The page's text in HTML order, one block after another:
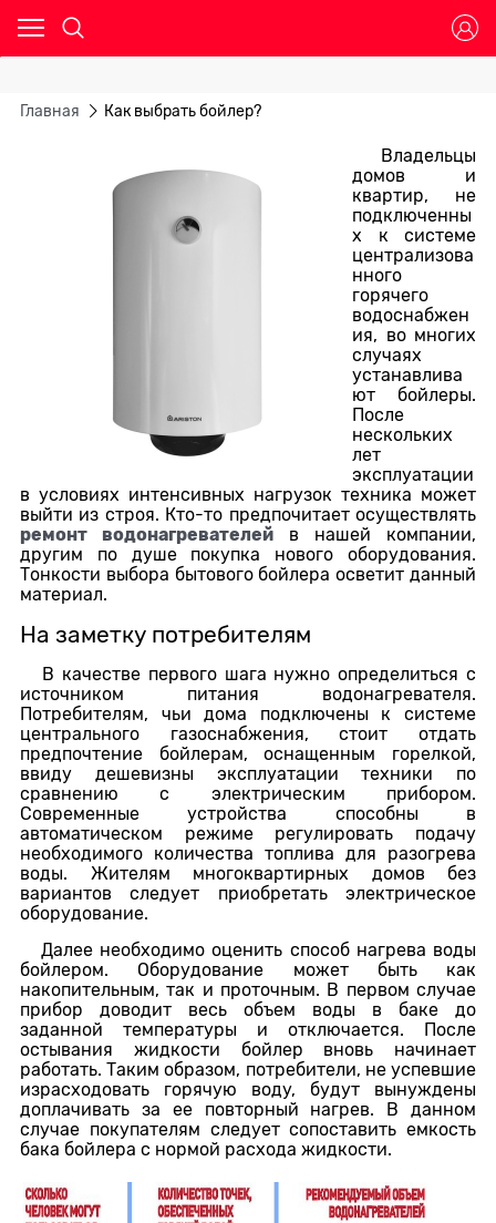
Главная Как выбрать бойлер?
Владельцы
домов и
квартир, не
подключенны
х к системе
централизова
нного
горячего
водоснабжен
ия, во многих
случаях
устанавлива
ют бойлеры.
После
нескольких
лет
эксплуатации
в условиях интенсивных нагрузок техника может
выйти из строя. Кто-то предпочитает осуществлять
ремонт водонагревателей в нашей компании,
другим по душе покупка нового оборудования.
Тонкости выбора бытового бойлера осветит данный
материал.
На заметку потребителям
В качестве первого шага нужно определиться с
источником питания водонагревателя.
Потребителям, чьи дома подключены к системе
центрального газоснабжения, стоит отдать
предпочтение бойлерам, оснащенным горелкой,
ввиду дешевизны эксплуатации техники по
сравнению с электрическим прибором.
Современные устройства способны в
автоматическом режиме регулировать подачу
необходимого количества топлива для разогрева
воды. Жителям многоквартирных домов без
вариантов следует приобретать электрическое
оборудование.
Далее необходимо оценить способ нагрева воды
бойлером. Оборудование может быть как
накопительным, так и проточным. В первом случае
прибор доводит весь объем воды в баке до
заданной температуры и отключается. После
остывания жидкости бойлер вновь начинает
работать. Таким образом, потребители, не успевшие
израсходовать горячую воду, будут вынуждены
доплачивать за ее повторный нагрев. В данном
случае покупателям следует сопоставить емкость
бака бойлера с нормой расхода жидкости.